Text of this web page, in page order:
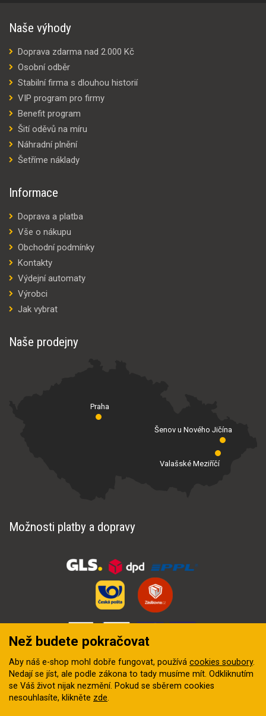
Naše výhody
Doprava zdarma nad 2.000 Kč
Osobní odběr
Stabilní firma s dlouhou historií
VIP program pro firmy
Benefit program
Šití oděvů na míru
Náhradní plnění
Šetříme náklady
Informace
Doprava a platba
Vše o nákupu
Obchodní podmínky
Kontakty
Výdejní automaty
Výrobci
Jak vybrat
Naše prodejny
Praha
Valašské Meziříčí
Šenov u Nového Jičína
Možnosti platby a dopravy
Než budete pokračovat
Aby náš e-shop mohl dobře fungovat, používá cookies soubory.
Nedají se jíst, ale podle zákona to tady musíme mít. Odkliknutím
se Váš život nijak nezmění. Pokud se sběrem cookies
nesouhlasíte, klikněte zde.